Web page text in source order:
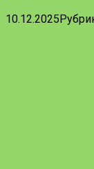
10.12.2025